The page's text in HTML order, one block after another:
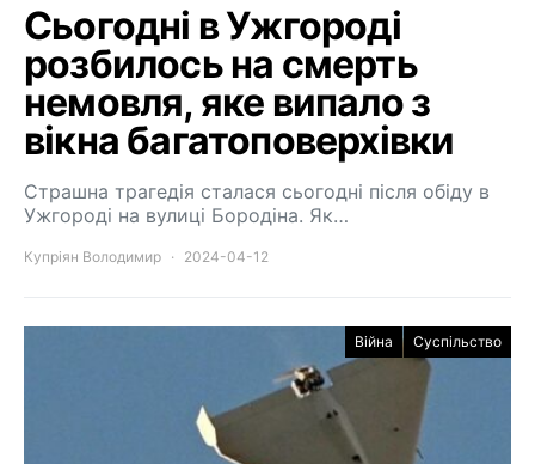
Сьогодні в Ужгороді
розбилось на смерть
немовля, яке випало з
вікна багатоповерхівки
Страшна трагедія сталася сьогодні після обіду в
Ужгороді на вулиці Бородіна. Як…
Купріян Володимир 2024-04-12
Війна Суспільство